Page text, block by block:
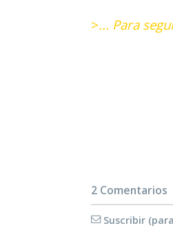
>... Para
2 Comentarios
Suscribir